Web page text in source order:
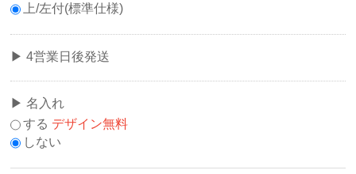
上/左付(標準仕様)
4営業日後発送
名入れ
する デザイン無料
しない